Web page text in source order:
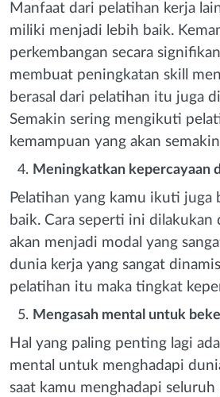
Manfaat dari pelatihan kerja
miliki menjadi lebih baik.
perkembangan secara
membuat peningkatan skill
berasal dari pelatihan itu juga
Semakin sering mengikuti
kemampuan yang akan
Meningkatkan kepercayaan
Pelatihan yang kamu ikuti
baik. Cara seperti ini
akan menjadi modal yang
dunia kerja yang sangat
pelatihan itu maka tingkat
Mengasah mental untuk
Hal yang paling penting lagi
mental untuk menghadapi
saat kamu menghadapi